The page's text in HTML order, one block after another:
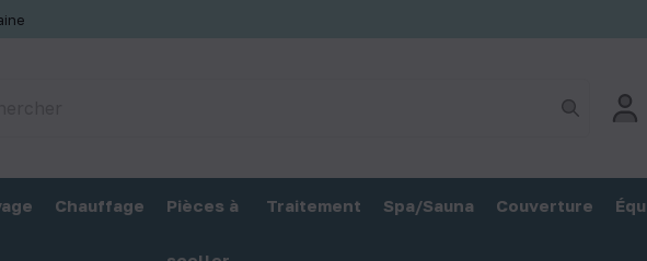
Chauffage Pièces à Traitement Spa/Sauna Couverture